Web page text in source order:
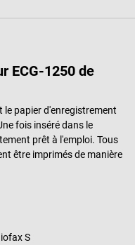
ECG-1250 de
le papier d'enregistrement
fois inséré dans le
prêt à l'emploi. Tous
être imprimés de manière
S